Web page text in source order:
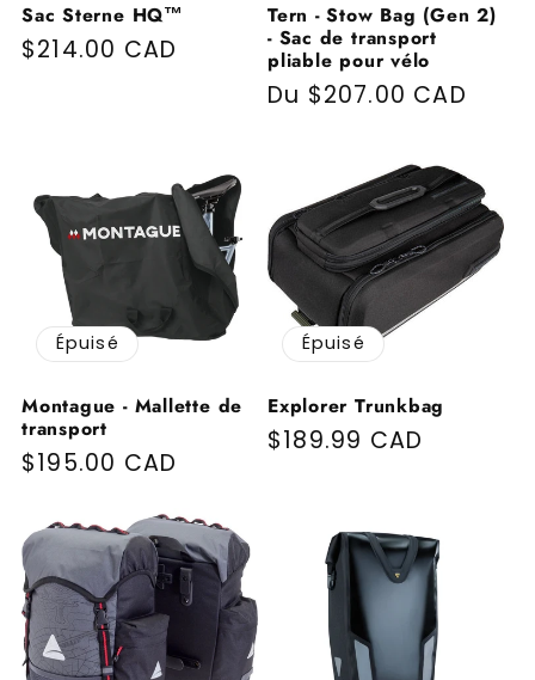
Sac Sterne HQ™
Prix habituel
$214.00 CAD
Tern - Stow Bag (Gen 2)
- Sac de transport
pliable pour vélo
Prix habituel
Du $207.00 CAD
Épuisé
Montague - Mallette de
transport
Prix habituel
$195.00 CAD
Épuisé
Explorer Trunkbag
Prix habituel
$189.99 CAD